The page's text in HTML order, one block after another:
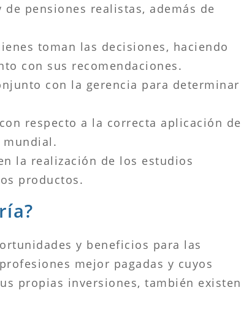
pensiones realistas, además de
toman las decisiones, haciendo
con sus recomendaciones.
con la gerencia para determinar
respecto a la correcta aplicación de
mundial.
la realización de los estudios
productos.
y beneficios para las
mejor pagadas y cuyos
propias inversiones, también existen